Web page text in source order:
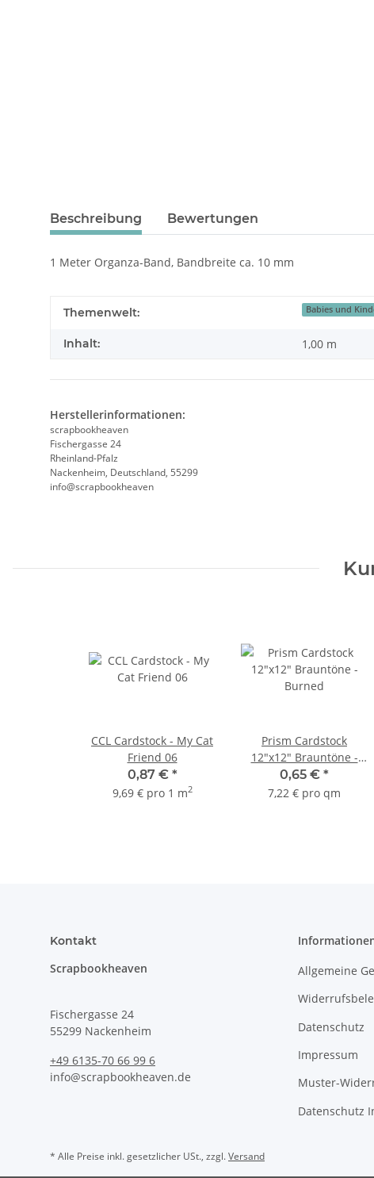
Beschreibung Bewertungen
1 Meter Organza-Band, Bandbreite ca. 10 mm
Themenwelt: Babies und
Inhalt: 1,00 m
Herstellerinformationen:
scrapbookheaven
Fischergasse 24
Rheinland-Pfalz
Nackenheim, Deutschland, 55299
info@scrapbookheaven
CCL Cardstock - My Cat
Friend 06
0,87 € *
9,69 € pro 1 m2
Prism Cardstock
12"x12" Brauntöne -
Burned
0,65 € *
7,22 € pro qm
Kontakt
Scrapbookheaven
Fischergasse 24
55299 Nackenheim
+49 6135-70 66 99 6
info@scrapbookheaven.de
Allgemeine
Datenschutz
Impressum
Muster-
Datenschutz
* Alle Preise inkl. gesetzlicher USt., zzgl.Versand